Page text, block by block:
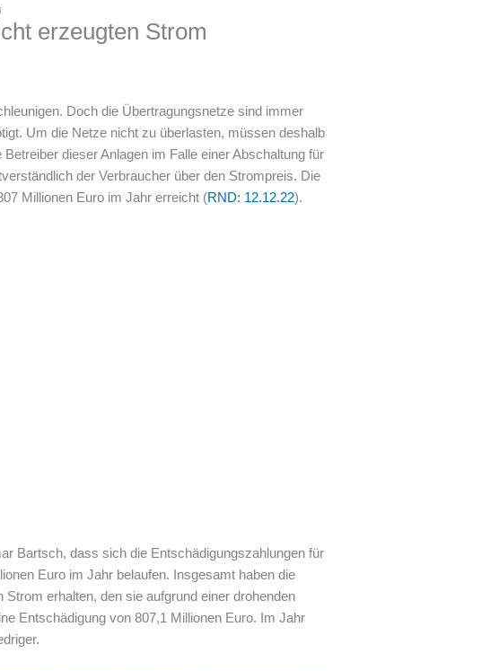
erzeugten Strom
Doch die Übertragungsnetze sind immer
Um die Netze nicht zu überlasten, müssen deshalb
dieser Anlagen im Falle einer Abschaltung für
der Verbraucher über den Strompreis. Die
Millionen Euro im Jahr erreicht (RND: 12.12.22).
Bartsch, dass sich die Entschädigungszahlungen für
Euro im Jahr belaufen. Insgesamt haben die
erhalten, den sie aufgrund einer drohenden
Entschädigung von 807,1 Millionen Euro. Im Jahr